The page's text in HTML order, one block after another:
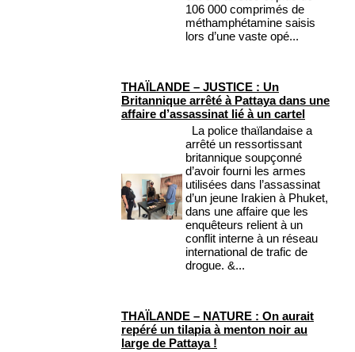
106 000 comprimés de
méthamphétamine saisis
lors d’une vaste opé...
THAÏLANDE – JUSTICE : Un
Britannique arrêté à Pattaya dans une
affaire d’assassinat lié à un cartel
La police thaïlandaise a
arrêté un ressortissant
britannique soupçonné
d’avoir fourni les armes
utilisées dans l’assassinat
d’un jeune Irakien à Phuket,
dans une affaire que les
enquêteurs relient à un
conflit interne à un réseau
international de trafic de
drogue. &...
THAÏLANDE – NATURE : On aurait
repéré un tilapia à menton noir au
large de Pattaya !